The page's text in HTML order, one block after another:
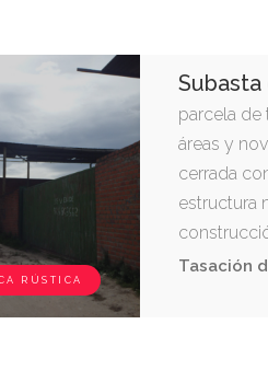
RÚSTICA
parcela de
áreas y
cerrada
estructura
Tasación